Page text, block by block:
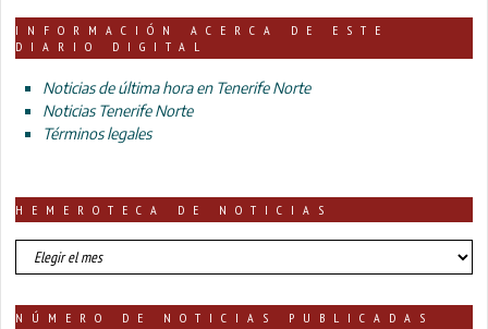
INFORMACIÓN ACERCA DE ESTE
DIARIO DIGITAL
Noticias de última hora en Tenerife Norte
Noticias Tenerife Norte
Términos legales
HEMEROTECA DE NOTICIAS
HEMEROTECA
DE
NÚMERO DE NOTICIAS PUBLICADAS